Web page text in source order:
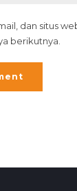
dan situs
berikutnya.